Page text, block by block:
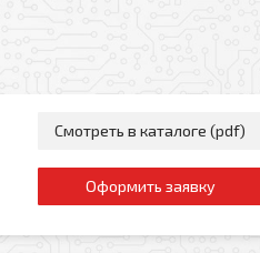
Смотреть в каталоге (pdf)
Оформить заявку